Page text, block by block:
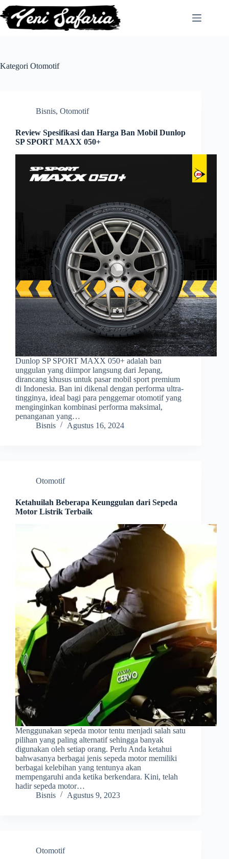
Skip
to
content
Kategori Otomotif
Bisnis, Otomotif
Review Spesifikasi dan Harga Ban Mobil Dunlop
SP SPORT MAXX 050+
Dunlop SP SPORT MAXX 050+ adalah ban
unggulan yang diimpor langsung dari Jepang,
dirancang khusus untuk pasar mobil sport premium
di Indonesia. Ban ini dikenal dengan performa ultra-
tingginya, ideal bagi para penggemar otomotif yang
menginginkan kombinasi performa maksimal,
penanganan yang…
Bisnis
Agustus 16, 2024
Otomotif
Ketahuilah Beberapa Keunggulan dari Sepeda
Motor Listrik Terbaik
Menggunakan sepeda motor tentu menjadi salah satu
pilihan yang paling alternatif sehingga banyak
digunakan oleh setiap orang. Perlu Anda ketahui
bahwasanya berbagai jenis sepeda motor memiliki
berbagai kelebihan yang tentunya akan
mempengaruhi anda ketika berkendara. Kini, telah
hadir sepeda motor…
Bisnis
Agustus 9, 2023
Otomotif